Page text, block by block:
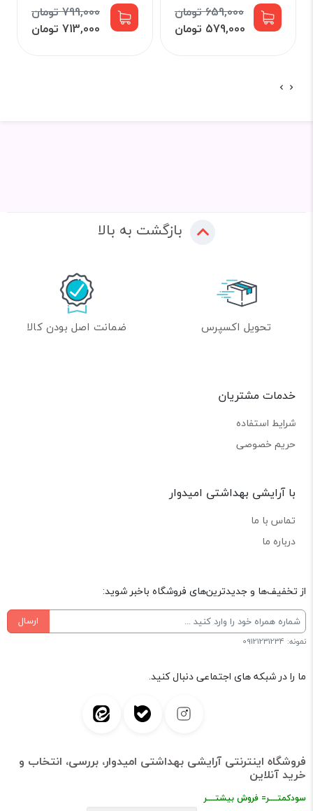
659,000 تومان
579,000 تومان
799,000 تومان
713,000 تومان
بازگشت به بالا
تحویل اکسپرس ضمانت اصل بودن کالا
خدمات مشتریان
شرایط استفاده
حریم خصوصی
با آرایشی بهداشتی امیدوار
تماس با ما
درباره ما
از تخفیف‌ها و جدیدترین‌های فروشگاه باخبر شوید:
ارسال
نمونه: 09121231234
ما را در شبکه های اجتماعی دنبال کنید.
فروشگاه اینترنتی آرایشی بهداشتی امیدوار، بررسی، انتخاب و
خرید آنلاین
سودکمتــــر= فروش بیشتــــر